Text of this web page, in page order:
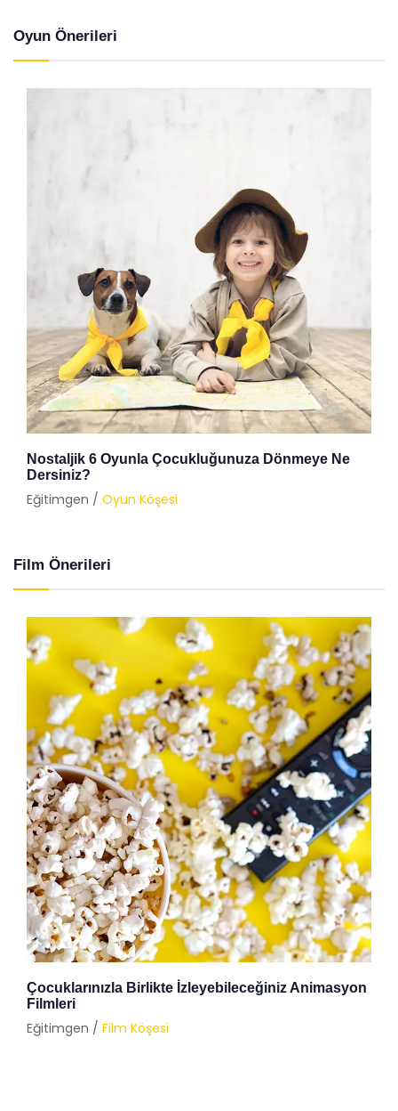
Oyun Önerileri
Nostaljik 6 Oyunla Çocukluğunuza Dönmeye Ne
Dersiniz?
Eğitimgen / Oyun Köşesi
Film Önerileri
Çocuklarınızla Birlikte İzleyebileceğiniz Animasyon
Filmleri
Eğitimgen / Film Köşesi